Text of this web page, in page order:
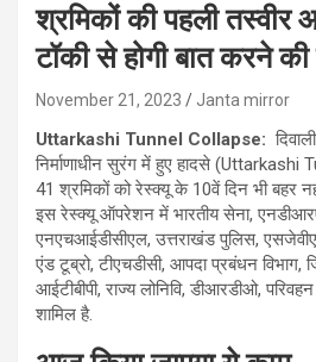
श्रमिकों की पहली तस्वीर
टॉकी से होगी बात करने
November 21, 2023 Janta mirror
Uttarkashi Tunnel Collapse:
निर्माणाधीन सुरंग में हुए हादसे
41 श्रमिकों को रेस्क्यू के 10वें दिन भी बहर
इस रेस्‍क्‍यू ऑपरेशन में भारतीय सेना,
एनएचआईडीसीएल, उत्तराखंड पुलिस,
एंड टूब्रो, टीएचडीसी, आपदा प्रबंधन
आईटीबीपी, राज्य लोनिवि, डीआरडीओ,
शामिल है.